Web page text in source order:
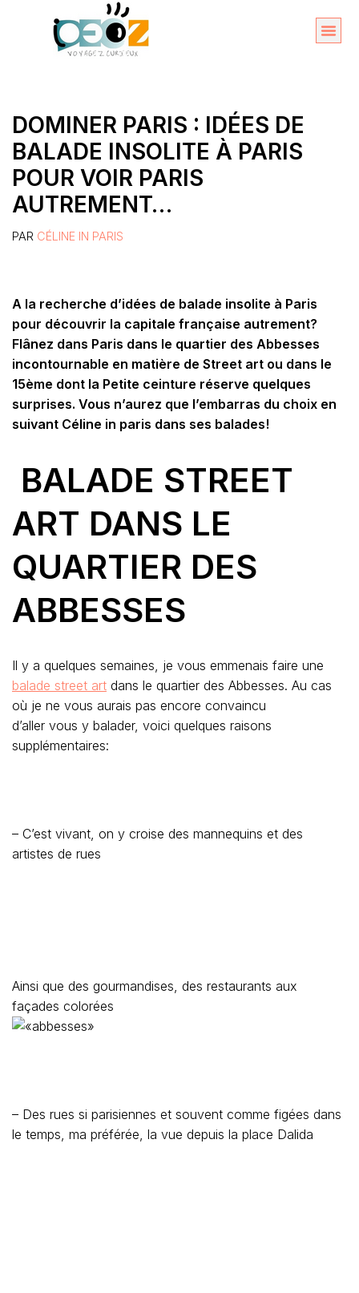
DOMINER PARIS : IDÉES DE
BALADE INSOLITE À PARIS
POUR VOIR PARIS
AUTREMENT…
PAR CÉLINE IN PARIS
A la recherche d’idées de balade insolite à Paris
pour découvrir la capitale française autrement?
Flânez dans Paris dans le quartier des Abbesses
incontournable en matière de Street art ou dans le
15ème dont la Petite ceinture réserve quelques
surprises. Vous n’aurez que l’embarras du choix en
suivant Céline in paris dans ses balades!
BALADE STREET
ART DANS LE
QUARTIER DES
ABBESSES
Il y a quelques semaines, je vous emmenais faire une
balade street art dans le quartier des Abbesses. Au cas
où je ne vous aurais pas encore convaincu
d’aller vous y balader, voici quelques raisons
supplémentaires:
– C’est vivant, on y croise des mannequins et des
artistes de rues
Ainsi que des gourmandises, des restaurants aux
façades colorées
– Des rues si parisiennes et souvent comme figées dans
le temps, ma préférée, la vue depuis la place Dalida